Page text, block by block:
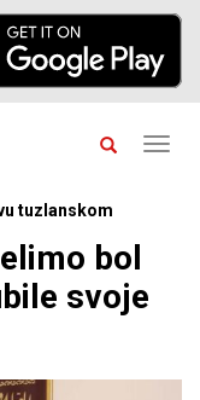
tuzlanskom
bol
svoje